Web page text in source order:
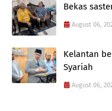
Bekas
August 06,
Kelantan
Syariah
August 06,